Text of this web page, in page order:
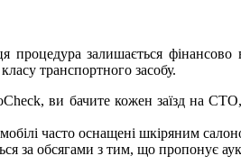
залишається
транспортного засобу.
ви бачите кожен заїзд на
часто оснащені шкіряним
за обсягами з тим, що пропонує